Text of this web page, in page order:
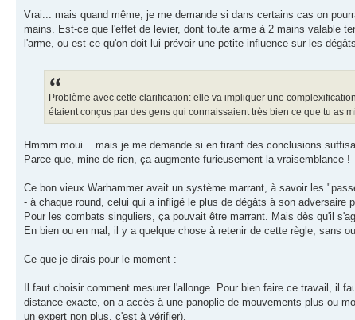
Vrai... mais quand même, je me demande si dans certains cas on
mains. Est-ce que l'effet de levier, dont toute arme à 2 mains valable
l'arme, ou est-ce qu'on doit lui prévoir une petite influence sur les
Problème avec cette clarification: elle va impliquer une
étaient conçus par des gens qui connaissaient très bien ce que tu as
Hmmm moui... mais je me demande si en tirant des conclusions
Parce que, mine de rien, ça augmente furieusement la vraisemblance !
Ce bon vieux Warhammer avait un système marrant, à savoir les
- à chaque round, celui qui a infligé le plus de dégâts à son
Pour les combats singuliers, ça pouvait être marrant. Mais dès qu'il
En bien ou en mal, il y a quelque chose à retenir de cette règle, sans
Ce que je dirais pour le moment :
Il faut choisir comment mesurer l'allonge. Pour bien faire ce travail, il
distance exacte, on a accès à une panoplie de mouvements plus ou
un expert non plus, c'est à vérifier).